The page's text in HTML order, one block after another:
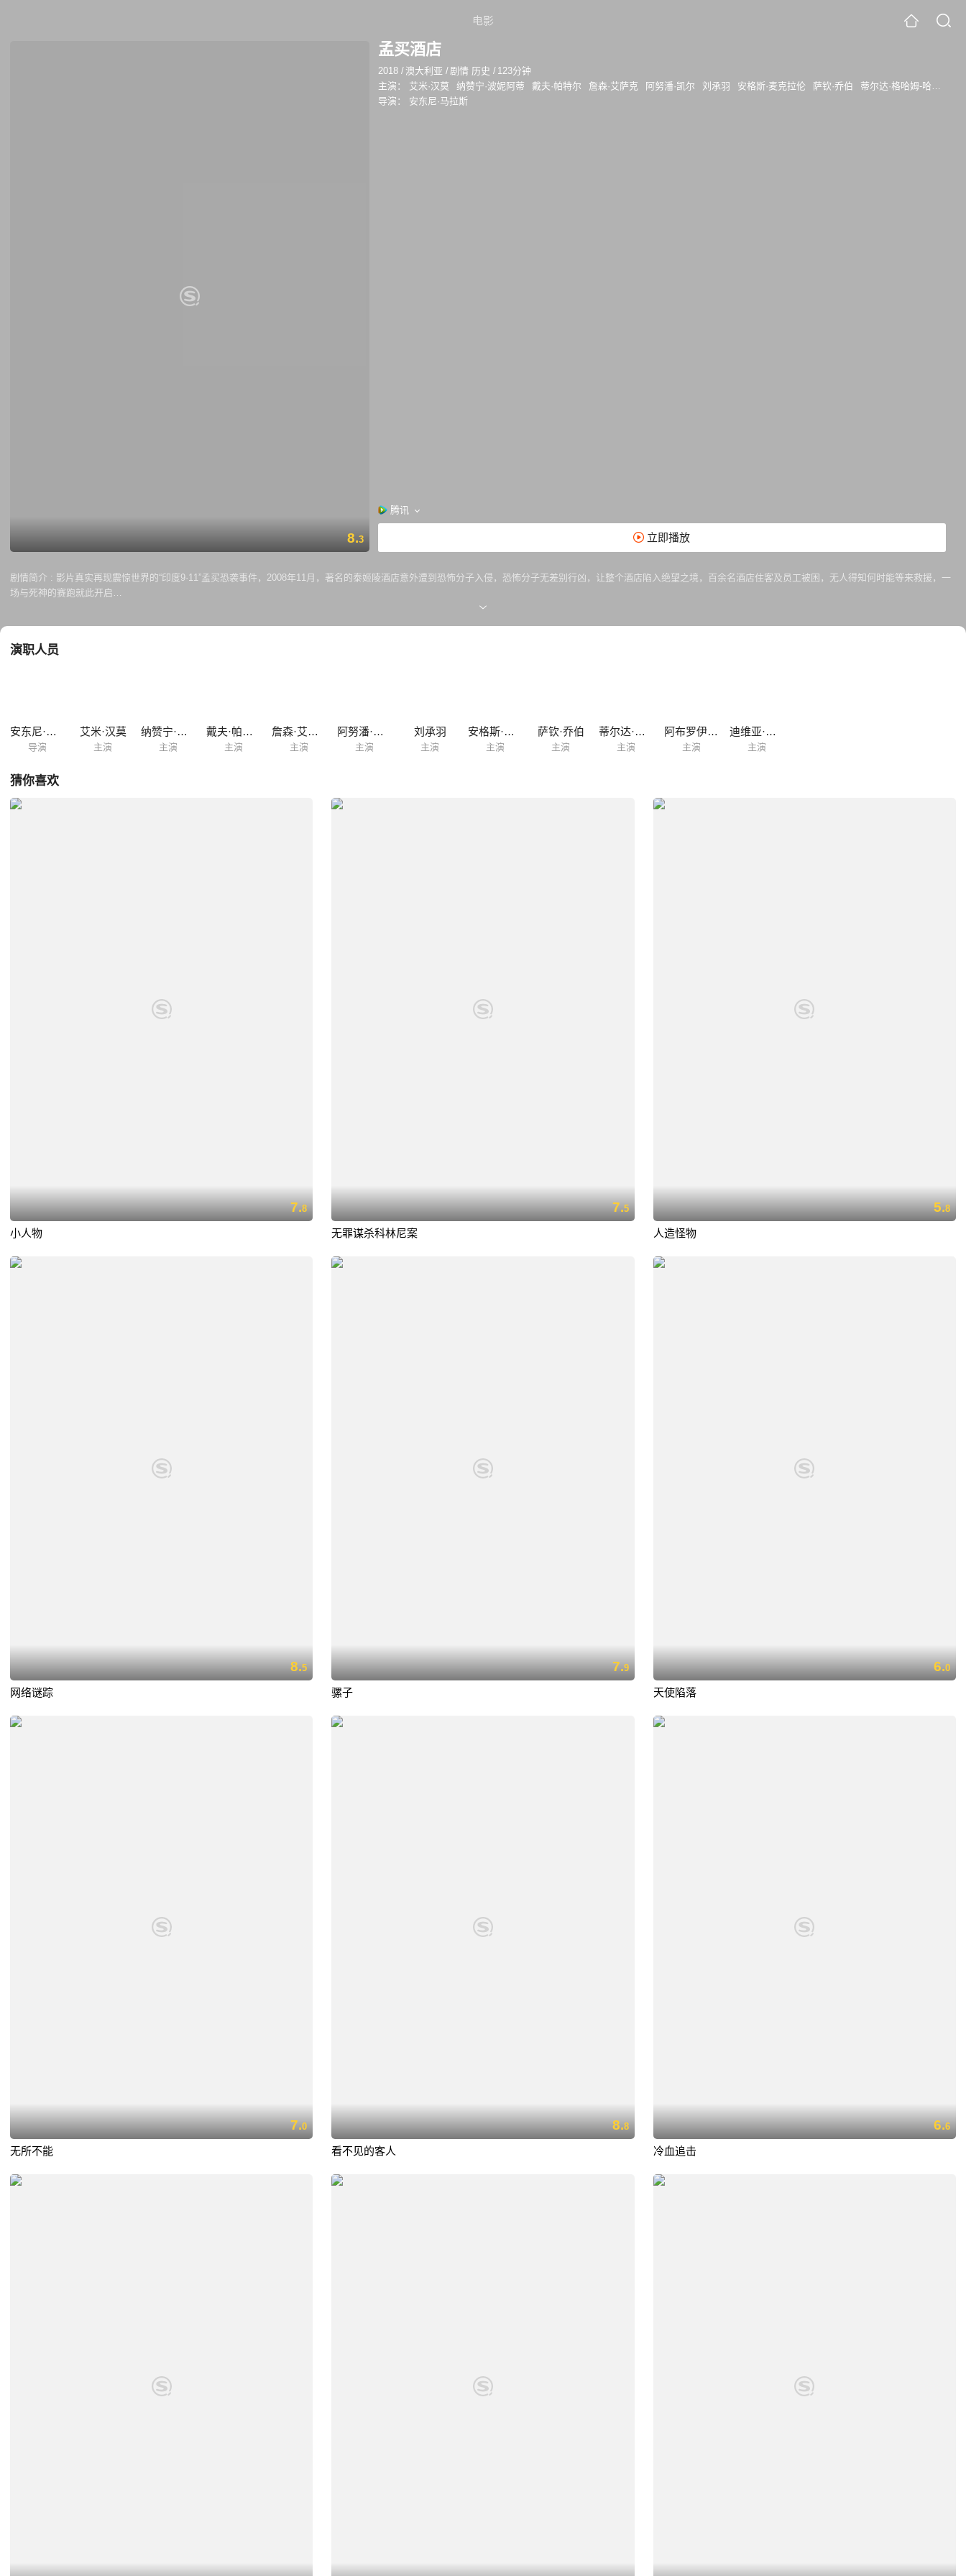
电影
8.3
孟买酒店
2018 / 澳大利亚 /剧情 历史 / 123分钟
主演：
艾米·汉莫 纳赞宁·波妮阿蒂 戴夫·帕特尔 詹森·艾萨克 阿努潘·凯尔 刘承羽 安格斯·麦克拉伦 萨钦·乔伯 蒂尔达·格哈姆-哈维
导演：
安东尼·马拉斯
腾讯
立即播放
剧情简介 : 影片真实再现震惊世界的“印度9·11”孟买恐袭事件，2008年11月，著名的泰姬陵酒店意外遭到恐怖分子入侵，恐怖分子无差别行凶，让整个酒店陷入绝望之境，百余名酒店住客及员工被困，无人得知何时能等来救援，一
场与死神的赛跑就此开启…
演职人员
安东尼·马拉斯
导演
艾米·汉莫
主演
纳赞宁·波妮阿蒂
主演
戴夫·帕特尔
主演
詹森·艾萨克
主演
阿努潘·凯尔
主演
刘承羽
主演
安格斯·麦克拉伦
主演
萨钦·乔伯
主演
蒂尔达·格哈姆-哈维
主演
阿布罗伊·辛格
主演
迪维亚·阿妮
主演
猜你喜欢
7.8
小人物
7.5
无罪谋杀科林尼案
5.8
人造怪物
8.5
网络谜踪
7.9
骡子
6.0
天使陷落
7.0
无所不能
8.8
看不见的客人
6.6
冷血追击